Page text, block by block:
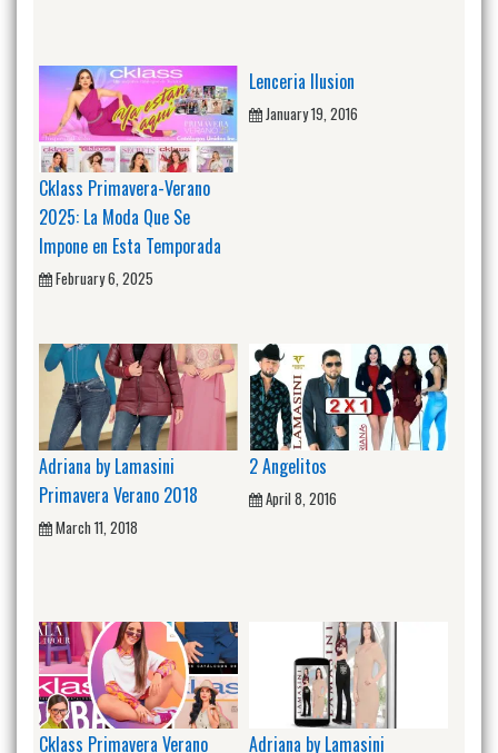
Cklass Primavera-Verano
2025: La Moda Que Se
Impone en Esta Temporada
February 6, 2025
Lenceria Ilusion
January 19, 2016
Adriana by Lamasini
Primavera Verano 2018
March 11, 2018
2 Angelitos
April 8, 2016
Cklass Primavera Verano
Adriana by Lamasini